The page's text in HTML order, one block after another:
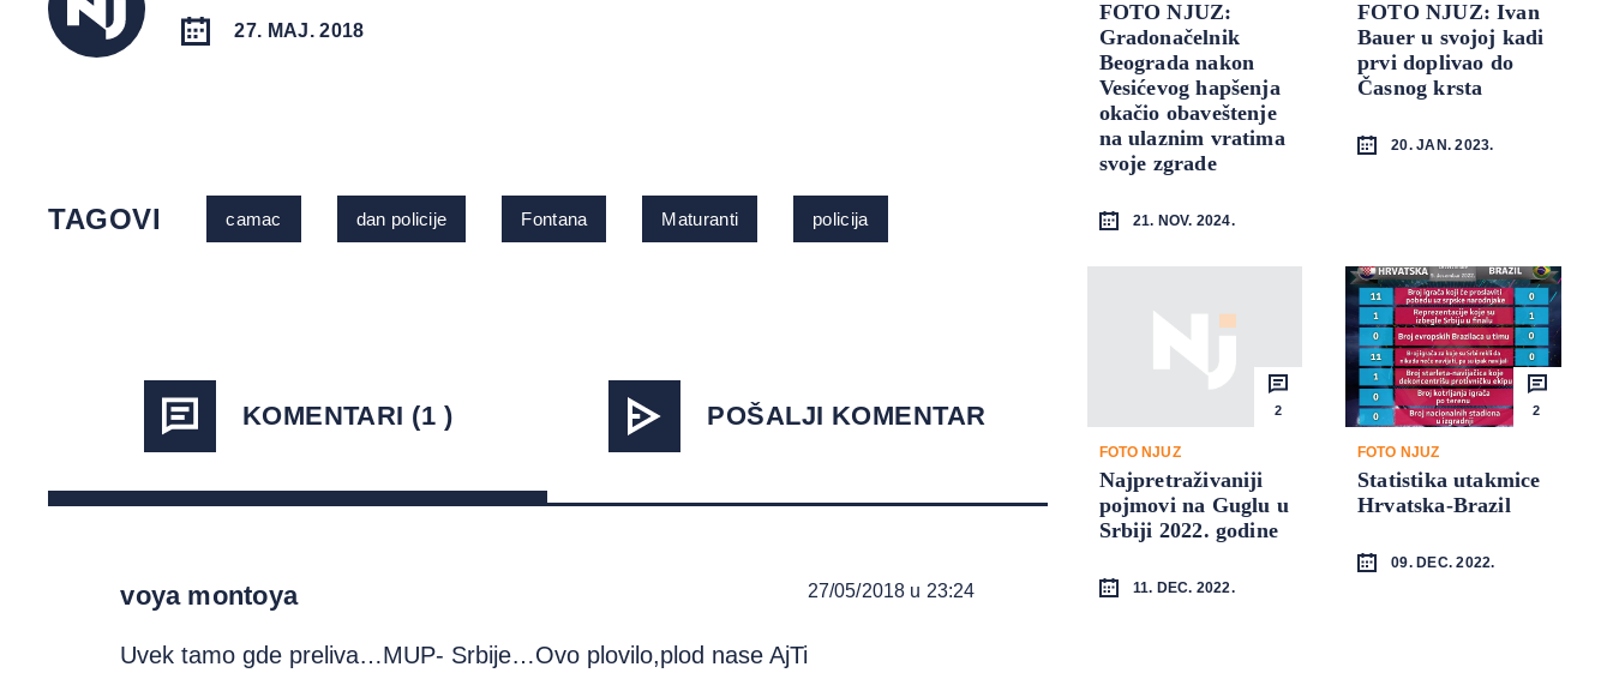
27. MAJ. 2018
TAGOVI camac dan policije Fontana Maturanti policija
KOMENTARI (1 ) POŠALJI KOMENTAR
voya montoya 27/05/2018 u 23:24
Uvek tamo gde preliva…MUP- Srbije…Ovo plovilo,plod nase AjTi
FOTO NJUZ:
Gradonačelnik
Beograda nakon
Vesićevog hapšenja
okačio obaveštenje
na ulaznim vratima
svoje zgrade
21. NOV. 2024.
FOTO NJUZ: Ivan
Bauer u svojoj kadi
prvi doplivao do
Časnog krsta
20. JAN. 2023.
2
FOTO NJUZ
Najpretraživaniji
pojmovi na Guglu u
Srbiji 2022. godine
11. DEC. 2022.
2
FOTO NJUZ
Statistika utakmice
Hrvatska-Brazil
09. DEC. 2022.